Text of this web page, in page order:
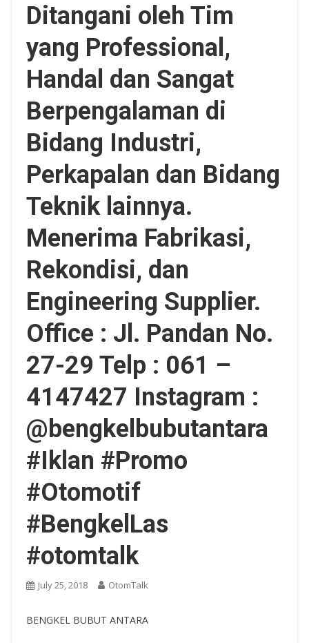
Ditangani oleh Tim
yang Professional,
Handal dan Sangat
Berpengalaman di
Bidang Industri,
Perkapalan dan Bidang
Teknik lainnya.
Menerima Fabrikasi,
Rekondisi, dan
Engineering Supplier.
Office : Jl. Pandan No.
27-29 Telp : 061 –
4147427 Instagram :
@bengkelbubutantara
#Iklan #Promo
#Otomotif
#BengkelLas
#otomtalk
July 25, 2018 OtomTalk
BENGKEL BUBUT ANTARA